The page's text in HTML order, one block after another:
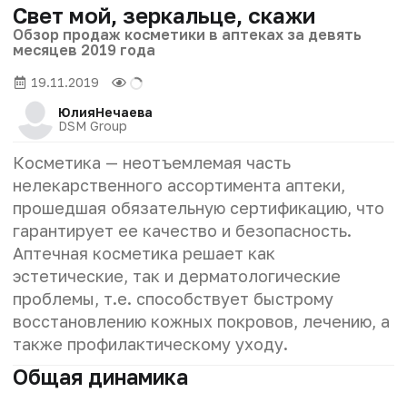
Свет мой, зеркальце, скажи
Обзор продаж косметики в аптеках за девять
месяцев 2019 года
19.11.2019
ЮлияНечаева
DSM Group
Косметика — неотъемлемая часть
нелекарственного ассортимента аптеки,
прошедшая обязательную сертификацию, что
гарантирует ее качество и безопасность.
Аптечная косметика решает как
эстетические, так и дерматологические
проблемы, т.е. способствует быстрому
восстановлению кожных покровов, лечению, а
также профилактическому уходу.
Общая динамика